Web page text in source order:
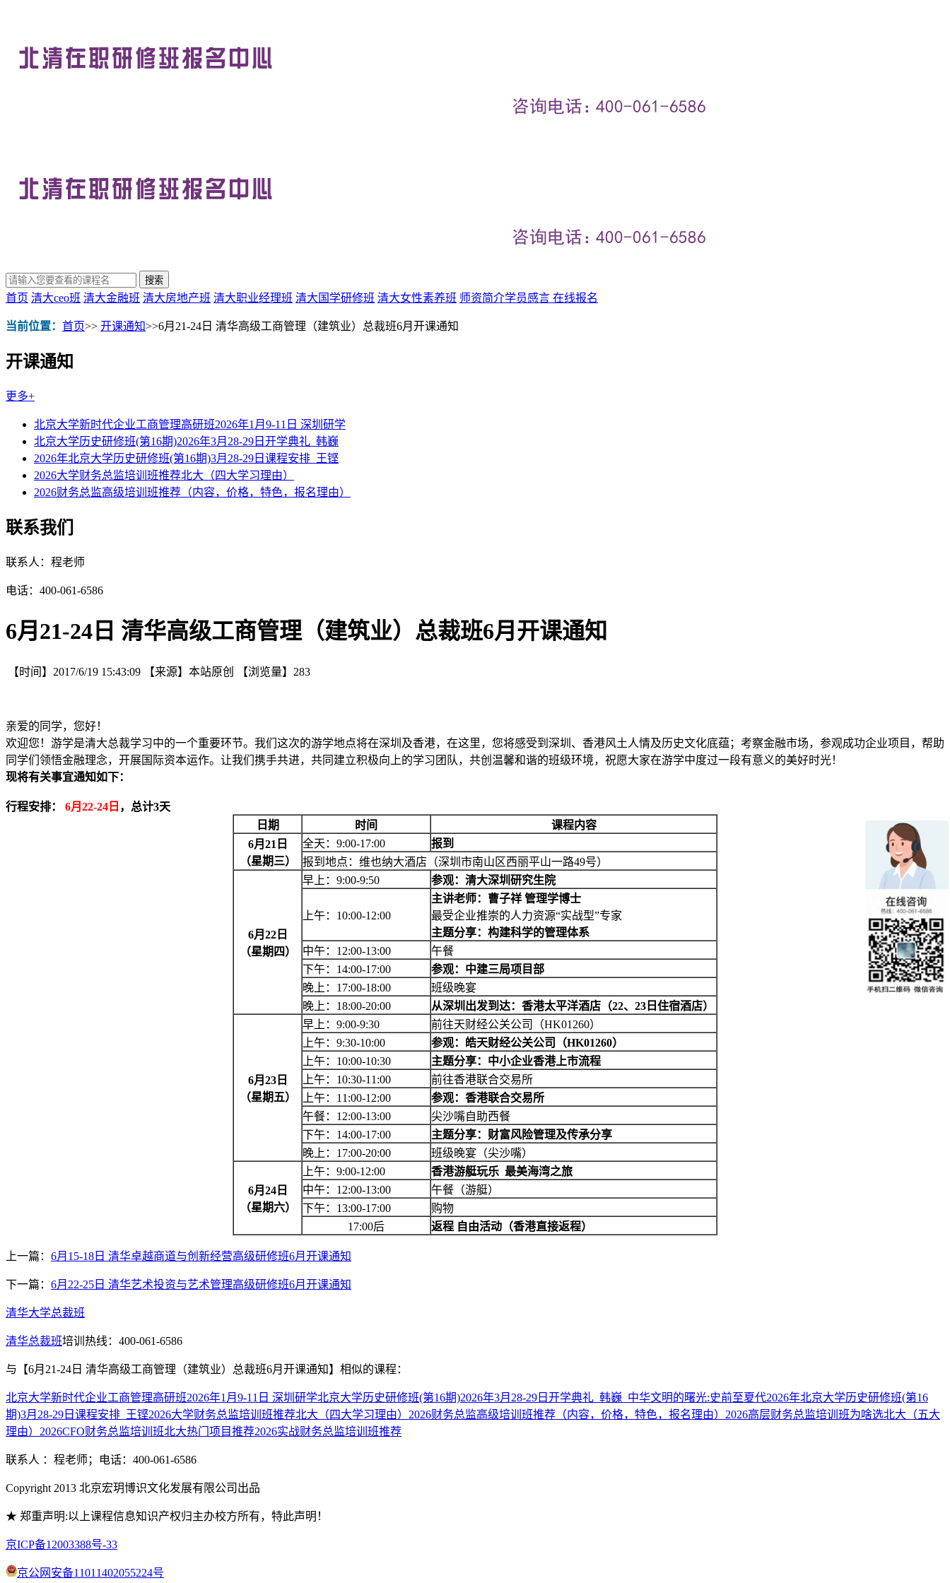
首页 清大ceo班 清大金融班 清大房地产班 清大职业经理班 清大国学研修班 清大女性素养班 师资简介学员感言 在线报名
当前位置： 首页>> 开课通知>>6月21-24日 清华高级工商管理（建筑业）总裁班6月开课通知
开课通知
更多+
北京大学新时代企业工商管理高研班2026年1月9-11日 深圳研学
北京大学历史研修班(第16期)2026年3月28-29日开学典礼_韩巍
2026年北京大学历史研修班(第16期)3月28-29日课程安排_王铿
2026大学财务总监培训班推荐北大（四大学习理由）
2026财务总监高级培训班推荐（内容，价格，特色，报名理由）
联系我们
联系人：程老师
电话：400-061-6586
6月21-24日 清华高级工商管理（建筑业）总裁班6月开课通知
【时间】 2017/6/19 15:43:09 【来源】 本站原创 【浏览量】 283
亲爱的同学，您好！
欢迎您！游学是清大总裁学习中的一个重要环节。我们这次的游学地点将在深圳及香港，在这里，您将感受到深圳、香港风土人情及历史文化底蕴；考察金融市场，参观成功企业项目，帮助
同学们领悟金融理念，开展国际资本运作。让我们携手共进，共同建立积极向上的学习团队，共创温馨和谐的班级环境，祝愿大家在游学中度过一段有意义的美好时光！
现将有关事宜通知如下：
行程安排： 6月22-24日 ，总计3天
日期
时间
课程内容
6月 21日
（星期三）
全天： 9:00-17:00
报到
报到地点：维也纳大酒店（深圳市南山区西丽平山一路49号）
6月 22日
（星期四）
早上： 9:00-9:50 参观：清大深圳研究生院
上午： 10:00-12:00
主讲老师： 曹子祥 管理学博士
最受企业推崇的人力资源“实战型”专家
主题分享：构建科学的管理体系
中午： 12:00-13:00
午餐
下午： 14:00-17:00
参观：中建三局项目部
晚上： 17:00-18:00
班级晚宴
晚上： 18:00-20:00 从深圳出发到达：香港太平洋酒店（22、23日住宿酒店）
6月 23日
（星期五）
早上： 9:00-9:30 前往天财经公关公司（HK01260）
上午： 9:30-10:00 参观：皓天财经公关公司（HK01260）
上午： 10:00-10:30
主题分享：中小企业香港上市流程
上午： 10:30-11:00
前往香港联合交易所
上午： 11:00-12:00
参观：香港联合交易所
午餐： 12:00-13:00
尖沙嘴自助西餐
下午： 14:00-17:00
主题分享：财富风险管理及传承分享
晚上： 17:00-20:00 班级晚宴（尖沙嘴）
6月 24日
（星期六）
上午： 9:00-12:00 香港游艇玩乐 最美海湾之旅
中午： 12:00-13:00
午餐（游艇）
下午： 13:00-17:00
购物
17:00后
返程 自由活动（香港直接返程）
上一篇： 6月15-18日 清华卓越商道与创新经营高级研修班6月开课通知
下一篇： 6月22-25日 清华艺术投资与艺术管理高级研修班6月开课通知
清华大学总裁班
清华总裁班培训热线：400-061-6586
与 【6月21-24日 清华高级工商管理（建筑业）总裁班6月开课通知】 相似的课程：
北京大学新时代企业工商管理高研班2026年1月9-11日 深圳研学北京大学历史研修班(第16期)2026年3月28-29日开学典礼_韩巍_中华文明的曙光:史前至夏代2026年北京大学历史研修班(第16
期)3月28-29日课程安排_王铿2026大学财务总监培训班推荐北大（四大学习理由） 2026财务总监高级培训班推荐（内容，价格，特色，报名理由） 2026高层财务总监培训班为啥选北大（五大
理由） 2026CFO财务总监培训班北大热门项目推荐2026实战财务总监培训班推荐
联系人 ：程老师；电话：400-061-6586
Copyright 2013 北京宏玥博识文化发展有限公司出品
★ 郑重声明:以上课程信息知识产权归主办校方所有，特此声明！
京ICP备12003388号-33
京公网安备11011402055224号